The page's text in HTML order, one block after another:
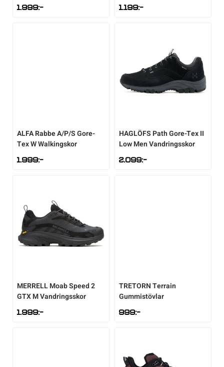
1.999:- 1.199:-
ALFARabbe A/P/S Gore-
Tex W Walkingskor
1.999:-
HAGLÖFS Path Gore-Tex II
Low Men Vandringsskor
2.099:-
MERRELLMoab Speed 2
GTX M Vandringsskor
1.999:-
TRETORNTerrain
Gummistövlar
999:-